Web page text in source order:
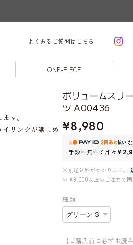
よくあるご質問はこちら
ONE-PIECE
す。
リングが楽しめ
ボリュームスリ
ツ A00436
¥8,980
手数料無料で月々
※別途送料がかかります。
※¥9,000以上のご注文で国
種類
【ご購入前に必ずお読